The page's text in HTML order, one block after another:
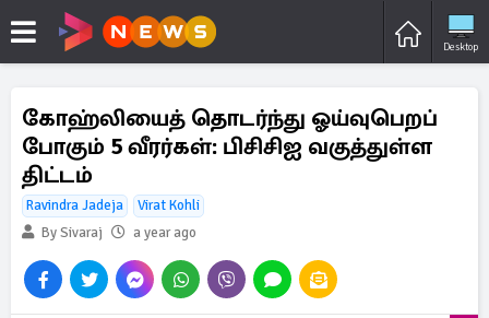
Desktop
கோஹ்லியைத் தொடர்ந்து ஓய்வுபெறப்
போகும் 5 வீரர்கள்: பிசிசிஐ வகுத்துள்ள
திட்டம்
Ravindra Jadeja
Virat Kohli
By Sivaraj
a year ago